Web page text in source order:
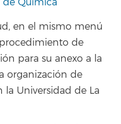
de Química
en el mismo menú
de
para su anexo a la
organización de
la Universidad de La